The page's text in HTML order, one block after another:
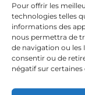
Pour offrir les
technologies telles
informations des
nous permettra de
de navigation ou les
consentir ou de
négatif sur